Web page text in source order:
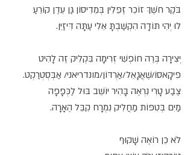
בֹּקֶר חֹשֶׁךְ זוֹכֵר זֶפֵּלִין בְּמֵדִיסוֹן גַּן עֵדֶן קוֹרֵעַ
לוּ יְהִי תּוֹדָה הִקְשַׁבְתָּ אֵלִי עַתָּה דִּיזַיֵּן.
יְצִירָה בְּרֶה חוֹפְשִׁי זְרִימָה בִּקְלִיק זֶה לָהִיט
פִּיקָאסוֹ/שֶׁאֲגָאֵל/אַרְדּוֹן/מונדריאני/ אַבְּסְטְרַקְט.
צֶבַע טָרִי נִרְאֶה בָּהִיר יוֹשֵׁב בּוּל לַכְּפָפָה
מַיִם בְּטִפּוֹת מַחֲלִיק נִמְרָח קִבֵּל הֶאָרָה.
לֹא כֵן רוֹאֶה שָׁקוּף